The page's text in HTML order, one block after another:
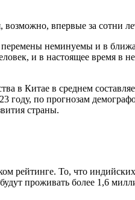
впервые за сотни
неминуемы и в
и в настоящее время в
в Китае в среднем
году, по прогнозам
страны.
рейтинге. То, что
проживать более 1,6